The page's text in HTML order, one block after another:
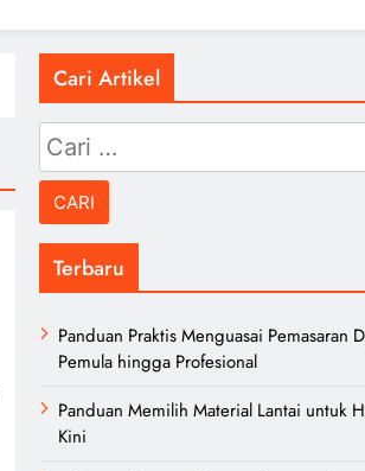
Cari Artikel
Cari
untuk:
Terbaru
Panduan Praktis Menguasai Pemasaran
Pemula hingga Profesional
Panduan Memilih Material Lantai untuk
Kini